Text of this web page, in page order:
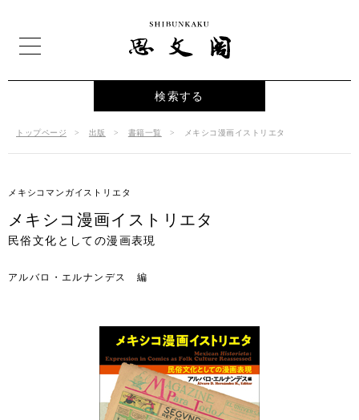
検索する
トップページ 出版 書籍一覧 メキシコ漫画イストリエタ
メキシコマンガイストリエタ
メキシコ漫画イストリエタ
民俗文化としての漫画表現
アルバロ・エルナンデス 編